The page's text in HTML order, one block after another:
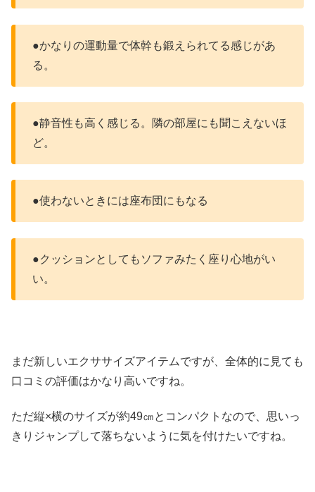
●かなりの運動量で体幹も鍛えられてる感じがあ
る。
●静音性も高く感じる。隣の部屋にも聞こえないほ
ど。
●使わないときには座布団にもなる
●クッションとしてもソファみたく座り心地がい
い。
まだ新しいエクササイズアイテムですが、全体的に見ても
口コミの評価はかなり高いですね。
ただ縦×横のサイズが約49㎝とコンパクトなので、思いっ
きりジャンプして落ちないように気を付けたいですね。